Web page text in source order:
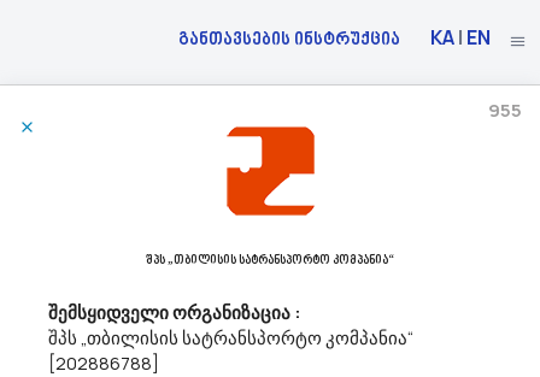
განთავსების ინსტრუქცია KA| EN
Სსიპ - Შოთა Რუსთაველის Სახელობის Ქალაქ Ხაშურის #9 Საჯარო Აცხადებს Ბაზრის
45442180 - სარემონტო სამუშაოები.
06/08/2026
სკოლის სასწავლო კორპუსში სარემონტო სამუშაოები. (300 კვ/მ.
ფართობის კედლების შეფითხვა და შეღებვა. 144 კვ./მ. ფართობის
იატაკზე ძველი ლამინატის აღება და ახლის დაგება.)...
შპს „თბილისის სატრანსპორტო კომპანია“
შემსყიდველი ორგანიზაცია :
შპს „თბილისის სატრანსპორტო კომპანია“
[202886788]
955